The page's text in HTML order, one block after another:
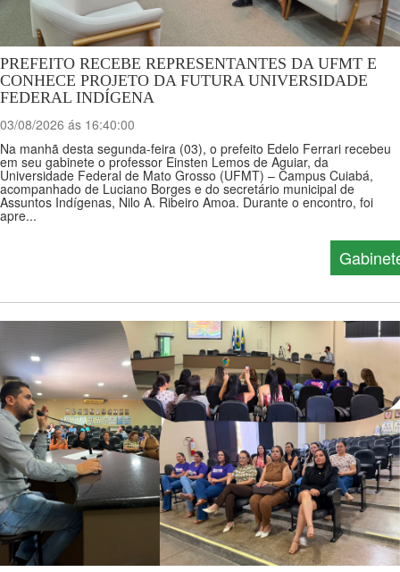
PREFEITO RECEBE REPRESENTANTES DA UFMT E
CONHECE PROJETO DA FUTURA UNIVERSIDADE
FEDERAL INDÍGENA
03/08/2026 ás 16:40:00
Na manhã desta segunda-feira (03), o prefeito Edelo Ferrari recebeu
em seu gabinete o professor Einsten Lemos de Aguiar, da
Universidade Federal de Mato Grosso (UFMT) – Campus Cuiabá,
acompanhado de Luciano Borges e do secretário municipal de
Assuntos Indígenas, Nilo A. Ribeiro Amoa. Durante o encontro, foi
apre...